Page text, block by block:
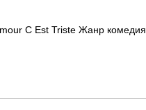
C Est Triste Жанр комедия